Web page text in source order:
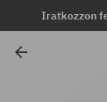
Iratkozzon